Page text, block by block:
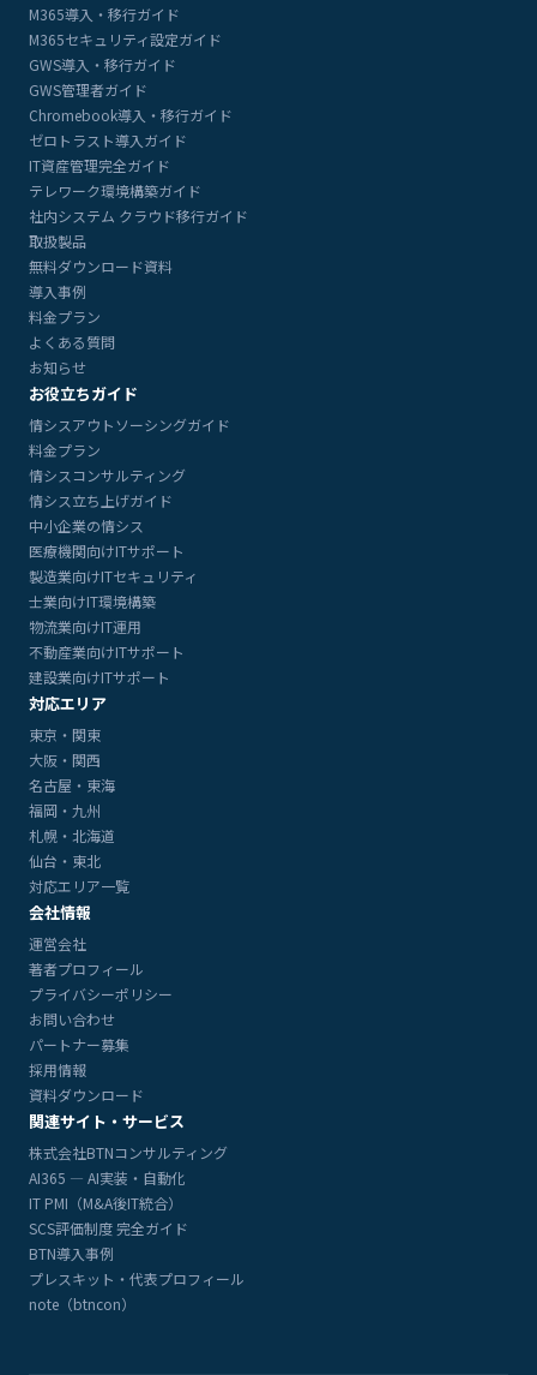
M365導入・移行ガイド
M365セキュリティ設定ガイド
GWS導入・移行ガイド
GWS管理者ガイド
Chromebook導入・移行ガイド
ゼロトラスト導入ガイド
IT資産管理完全ガイド
テレワーク環境構築ガイド
社内システム クラウド移行ガイド
取扱製品
無料ダウンロード資料
導入事例
料金プラン
よくある質問
お知らせ
お役立ちガイド
情シスアウトソーシングガイド
料金プラン
情シスコンサルティング
情シス立ち上げガイド
中小企業の情シス
医療機関向けITサポート
製造業向けITセキュリティ
士業向けIT環境構築
物流業向けIT運用
不動産業向けITサポート
建設業向けITサポート
対応エリア
東京・関東
大阪・関西
名古屋・東海
福岡・九州
札幌・北海道
仙台・東北
対応エリア一覧
会社情報
運営会社
著者プロフィール
プライバシーポリシー
お問い合わせ
パートナー募集
採用情報
資料ダウンロード
関連サイト・サービス
株式会社BTNコンサルティング
AI365 — AI実装・自動化
IT PMI（M&A後IT統合）
SCS評価制度 完全ガイド
BTN導入事例
プレスキット・代表プロフィール
note（btncon）